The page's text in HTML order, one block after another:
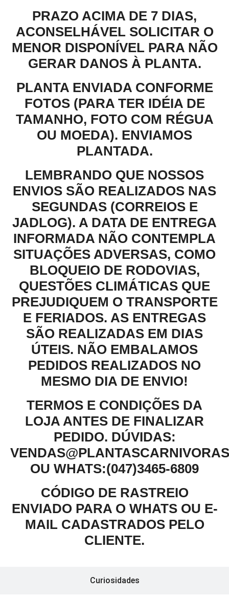
Curiosidades
PRAZO ACIMA DE 7 DIAS,
ACONSELHÁVEL SOLICITAR O
MENOR DISPONÍVEL PARA NÃO
GERAR DANOS À PLANTA.
PLANTA ENVIADA CONFORME
FOTOS (PARA TER IDÉIA DE
TAMANHO, FOTO COM RÉGUA
OU MOEDA). ENVIAMOS
PLANTADA.
LEMBRANDO QUE NOSSOS
ENVIOS SÃO REALIZADOS NAS
SEGUNDAS (CORREIOS E
JADLOG). A DATA DE ENTREGA
INFORMADA NÃO CONTEMPLA
SITUAÇÕES ADVERSAS, COMO
BLOQUEIO DE RODOVIAS,
QUESTÕES CLIMÁTICAS QUE
PREJUDIQUEM O TRANSPORTE
E FERIADOS. AS ENTREGAS
SÃO REALIZADAS EM DIAS
ÚTEIS. NÃO EMBALAMOS
PEDIDOS REALIZADOS NO
MESMO DIA DE ENVIO!
TERMOS E CONDIÇÕES DA
LOJA ANTES DE FINALIZAR
PEDIDO. DÚVIDAS:
OU WHATS:(047)3465-6809
CÓDIGO DE RASTREIO
ENVIADO PARA O WHATS OU E-
MAIL CADASTRADOS PELO
CLIENTE.